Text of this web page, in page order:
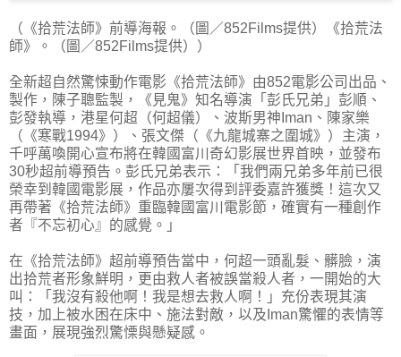
（《拾荒法師》前導海報。（圖／852Films提供）《拾荒法
師》。（圖／852Films提供））
全新超自然驚悚動作電影《拾荒法師》由852電影公司出品、
製作，陳子聰監製，《見鬼》知名導演「彭氏兄弟」彭順、
彭發執導，港星何超（何超儀）、波斯男神Iman、陳家樂
（《寒戰1994》）、張文傑（《九龍城寨之圍城》）主演，
千呼萬喚開心宣布將在韓國富川奇幻影展世界首映，並發布
30秒超前導預告。彭氏兄弟表示：「我們兩兄弟多年前已很
榮幸到韓國電影展，作品亦屢次得到評委嘉許獲獎！這次又
再帶著《拾荒法師》重臨韓國富川電影節，確實有一種創作
者『不忘初心』的感覺。」
在《拾荒法師》超前導預告當中，何超一頭亂髮、髒臉，演
出拾荒者形象鮮明，更由救人者被誤當殺人者，一開始的大
叫：「我沒有殺他啊！我是想去救人啊！」充份表現其演
技，加上被水困在床中、施法對敵，以及Iman驚懼的表情等
畫面，展現強烈驚慄與懸疑感。